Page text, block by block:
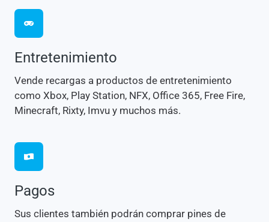
Entretenimiento
Vende recargas a productos de entretenimiento
como Xbox, Play Station, NFX, Office 365, Free Fire,
Minecraft, Rixty, Imvu y muchos más.
Pagos
Sus clientes también podrán comprar pines de